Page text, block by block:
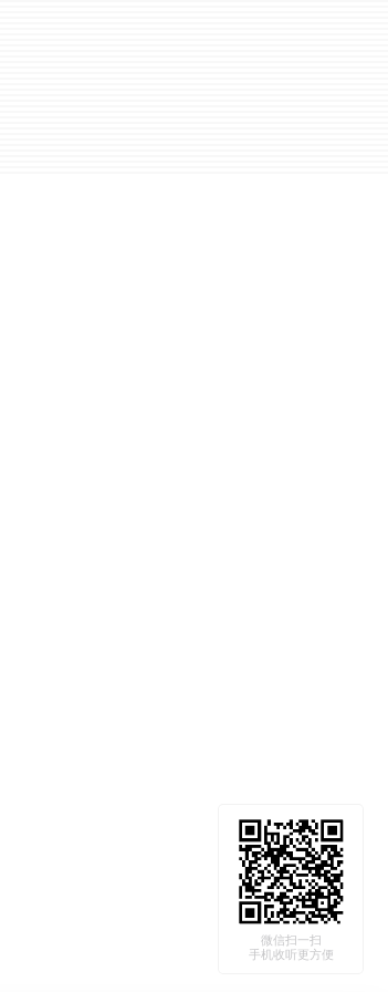
微信扫一扫
手机收听更方便